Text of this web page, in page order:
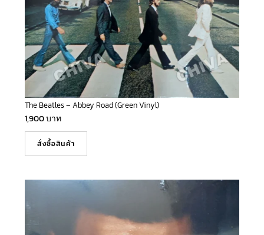
The Beatles – Abbey Road (Green Vinyl)
1,900บาท
สั่งซื้อสินค้า